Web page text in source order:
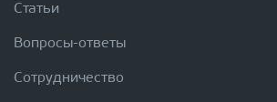
Статьи
Вопросы-ответы
Сотрудничество